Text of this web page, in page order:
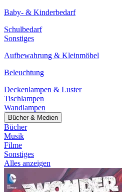
Baby- & Kinderbedarf
Schulbedarf
Sonstiges
Aufbewahrung & Kleinmöbel
Beleuchtung
Deckenlampen & Luster
Tischlampen
Wandlampen
Bücher & Medien
Bücher
Musik
Filme
Sonstiges
Alles anzeigen